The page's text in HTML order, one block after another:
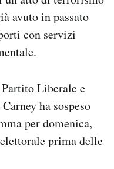
avuto in passato
con servizi
Liberale e
ha sospeso
per domenica,
prima delle